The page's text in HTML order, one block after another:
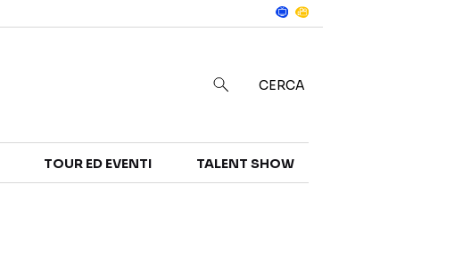
CERCA
TOUR ED EVENTI TALENT SHOW